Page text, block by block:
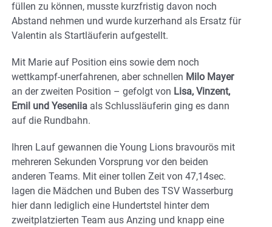
füllen zu können, musste kurzfristig davon noch
Abstand nehmen und wurde kurzerhand als Ersatz für
Valentin als Startläuferin aufgestellt.
Mit Marie auf Position eins sowie dem noch
wettkampf-unerfahrenen, aber schnellen Milo Mayer
an der zweiten Position – gefolgt von Lisa, Vinzent,
Emil und Yeseniia als Schlussläuferin ging es dann
auf die Rundbahn.
Ihren Lauf gewannen die Young Lions bravourös mit
mehreren Sekunden Vorsprung vor den beiden
anderen Teams. Mit einer tollen Zeit von 47,14sec.
lagen die Mädchen und Buben des TSV Wasserburg
hier dann lediglich eine Hundertstel hinter dem
zweitplatzierten Team aus Anzing und knapp eine